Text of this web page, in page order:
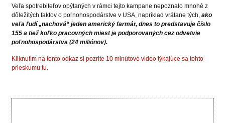
Veľa spotrebiteľov opýtaných v rámci tejto kampane nepoznalo mnohé z
dôležitých faktov o poľnohospodárstve v USA, napríklad vrátane tých, ako
veľa ľudí „nachová“ jeden americký farmár, dnes to predstavuje číslo
155 a tiež koľko pracovných miest je podporovaných cez odvetvie
poľnohospodárstva (24 miliónov).
Kliknutím na tento odkaz si pozrite 10 minútové video týkajúce sa tohto
prieskumu tu.